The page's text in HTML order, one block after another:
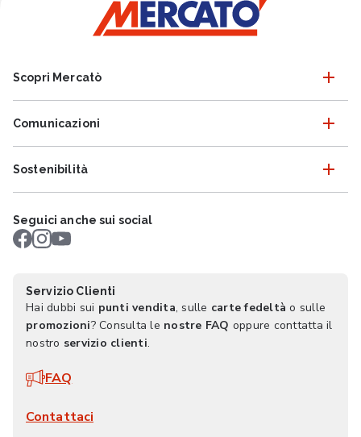
Scopri Mercatò
Comunicazioni
Sostenibilità
Seguici anche sui social
Servizio Clienti
Hai dubbi sui punti vendita, sulle carte fedeltà o sulle
promozioni? Consulta le nostre FAQ oppure conttatta il
nostro servizio clienti.
FAQ
Contattaci